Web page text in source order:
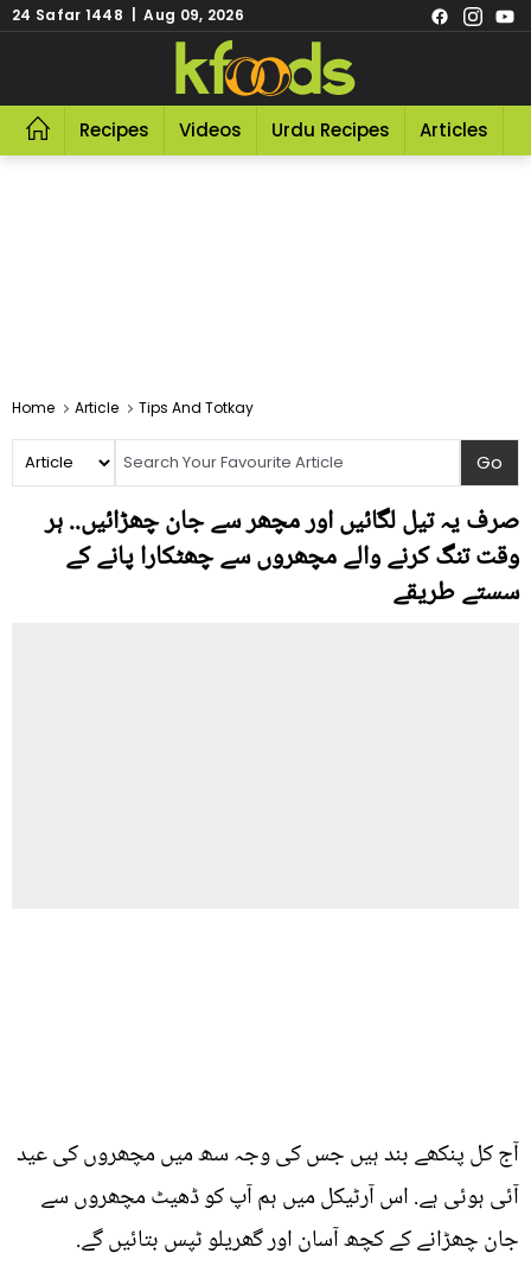
24 Safar 1448 | Aug 09, 2026
Recipes Videos Urdu Recipes Articles
Home Article Tips And Totkay
صرف یہ تیل لگائیں اور مچھر سے جان چھڑائیں.. ہر
وقت تنگ کرنے والے مچھروں سے چھٹکارا پانے کے
سستے طریقے
آج کل پنکھے بند ہیں جس کی وجہ سھ میں مچھروں کی عید
آئی ہوئی ہے. اس آرٹیکل میں ہم آپ کو ڈھیٹ مچھروں سے
جان چھڑانے کے کچھ آسان اور گھریلو ٹپس بتائیں گے.